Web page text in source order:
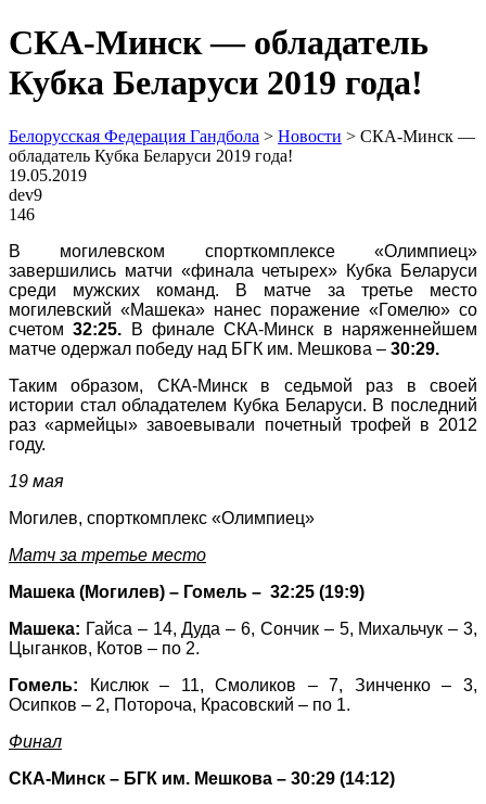
СКА-Минск — обладатель
Кубка Беларуси 2019 года!
Белорусская Федерация Гандбола > Новости > СКА-Минск —
обладатель Кубка Беларуси 2019 года!
19.05.2019
dev9
146
В могилевском спорткомплексе «Олимпиец»
завершились матчи «финала четырех» Кубка Беларуси
среди мужских команд. В матче за третье место
могилевский «Машека» нанес поражение «Гомелю» со
счетом32:25. В финале СКА-Минск в наряженнейшем
матче одержал победу над БГК им. Мешкова – 30:29.
Таким образом, СКА-Минск в седьмой раз в своей
истории стал обладателем Кубка Беларуси. В последний
раз «армейцы» завоевывали почетный трофей в 2012
году.
19 мая
Могилев, спорткомплекс «Олимпиец»
Матч за третье место
Машека (Могилев) – Гомель – 32:25 (19:9)
Машека: Гайса – 14, Дуда – 6, Сончик – 5, Михальчук – 3,
Цыганков, Котов – по 2.
Гомель: Кислюк – 11, Смоликов – 7, Зинченко – 3,
Осипков – 2, Потороча, Красовский – по 1.
Финал
СКА-Минск – БГК им. Мешкова – 30:29 (14:12)